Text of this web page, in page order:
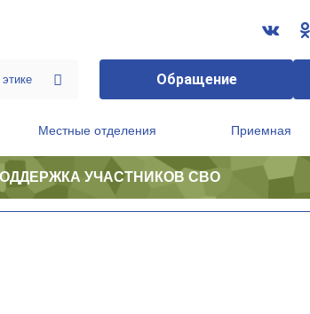
Обращение
Местные отделения Приемная
УЧАСТНИКОВ СВО